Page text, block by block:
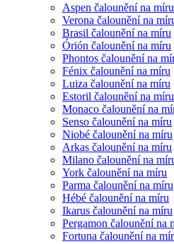
Aspen čalounění na míru
Verona čalounění na
Brasil čalounění na míru
Órión čalounění na míru
Phontos čalounění na
Fénix čalounění na míru
Luiza čalounění na míru
Estoril čalounění na míru
Monaco čalounění na
Senso čalounění na míru
Niobé čalounění na míru
Arkas čalounění na míru
Milano čalounění na
York čalounění na míru
Parma čalounění na míru
Hébé čalounění na míru
Ikarus čalounění na míru
Pergamon čalounění na
Fortuna čalounění na